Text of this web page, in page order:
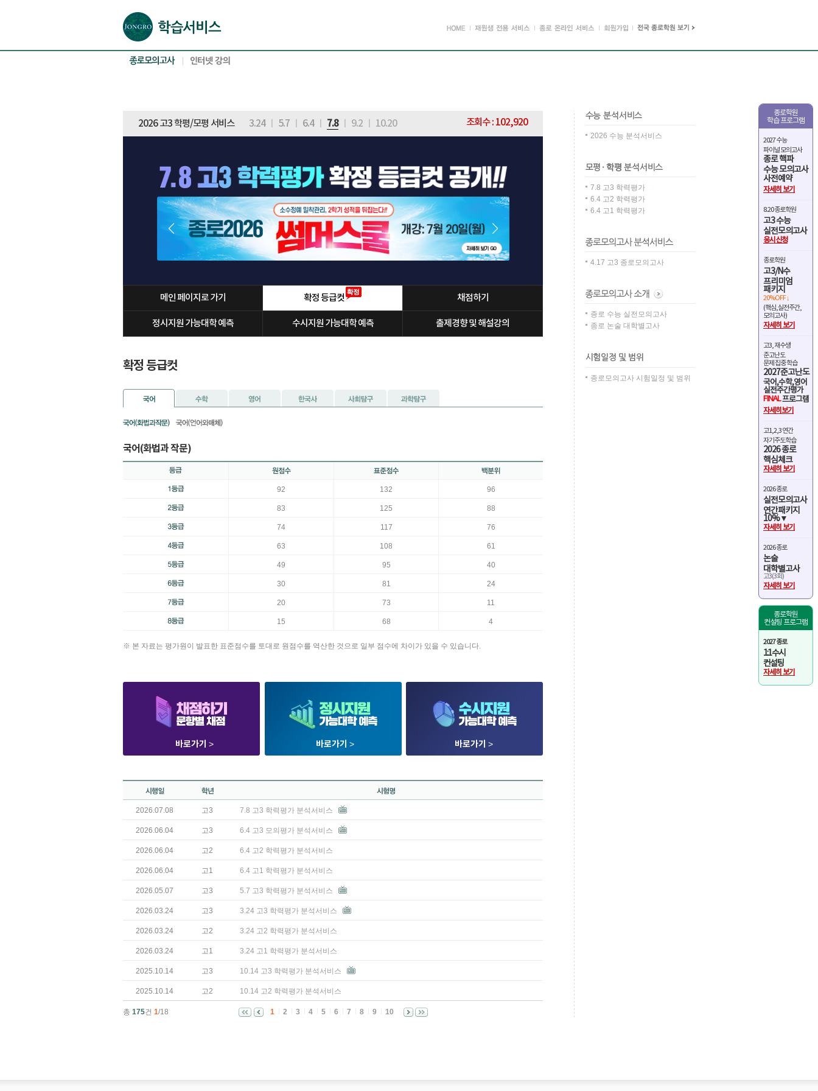
종로학원
학습 프로그램
2027 수능
파이널 모의고사
종로 핵파
수능 모의고사
사전예약
자세히 보기
8.20 종로학원
고3 수능
실전모의고사
응시신청
종로학원
고3/N수
프리미엄
패키지
20%OFF ↓
(핵심,실전주간,
모의고사)
자세히 보기
고3, 재수생
준고난도
문제 집중 학습
2027준고난도
국어,수학,영어
실전주간평가
FINAL프로그램
자세히보기
고1,2,3 연간
자기주도학습
2026 종로
핵심체크
자세히 보기
2026 종로
실전모의고사
연간패키지
10%▼
자세히 보기
2026 종로
논술
대학별고사
고3(3회)
자세히 보기
종로학원
컨설팅 프로그램
2027 종로
1:1 수시
컨설팅
자세히 보기
2026 고3 학평/모평 서비스 3.24ㅣ 5.7 6.4ㅣ 7.8ㅣ 9.2 10.20 조회수 : 102,920
메인 페이지로 가기 확정 등급컷 채점하기
정시지원 가능대학 예측 수시지원 가능대학 예측 출제경향 및 해설강의
확정 등급컷
국어(화법과 작문)
92 132 96
83 125 88
74 117 76
63 108 61
49 95 40
30 81 24
20 73 11
15 68 4
※ 본 자료는 평가원이 발표한 표준점수를 토대로 원점수를 역산한 것으로 일부 점수에 차이가 있을 수 있습니다.
바로가기 > 바로가기 > 바로가기 >
2026.07.08 고3 7.8 고3 학력평가 분석서비스
2026.06.04 고3 6.4 고3 모의평가 분석서비스
2026.06.04 고2 6.4 고2 학력평가 분석서비스
2026.06.04 고1 6.4 고1 학력평가 분석서비스
2026.05.07 고3 5.7 고3 학력평가 분석서비스
2026.03.24 고3 3.24 고3 학력평가 분석서비스
2026.03.24 고2 3.24 고2 학력평가 분석서비스
2026.03.24 고1 3.24 고1 학력평가 분석서비스
2025.10.14 고3 10.14 고3 학력평가 분석서비스
2025.10.14 고2 10.14 고2 학력평가 분석서비스
총 175건 1/18 1 2 3 4 5 6 7 8 9 10
2026 수능 분석서비스
7.8 고3 학력평가
6.4 고2 학력평가
6.4 고1 학력평가
4.17 고3 종로모의고사
종로 수능 실전모의고사
종로 논술 대학별고사
종로모의고사 시험일정 및 범위